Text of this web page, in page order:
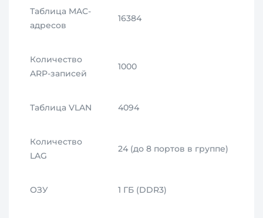
Таблица MAC-
адресов
16384
Количество
ARP-записей
1000
Таблица VLAN 4094
Количество
LAG
24 (до 8 портов в группе)
ОЗУ 1 ГБ (DDR3)